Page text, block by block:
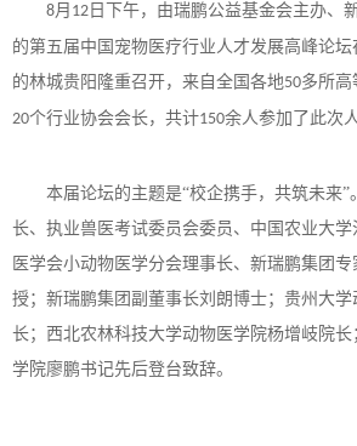
8月 12 日下午，由瑞鹏公益基金会主办、
的第五届中国宠物医疗行业人才发展高峰论
的林城贵阳隆重召开，来自全国各地50多所高
20个行业协会会长，共计150余人参加了此次
本届论坛的主题是“校企携手，共筑未来
长、执业兽医考试委员会委员、中国农业大
医学会小动物医学分会理事长、新瑞鹏集团
授；新瑞鹏集团副董事长刘朗博士；贵州大
长；西北农林科技大学动物医学院杨增岐院
学院廖鹏书记先后登台致辞。